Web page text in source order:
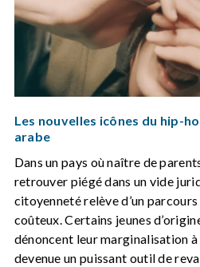
Les nouvelles icônes du hip-
arabe
Dans un pays où naître de
retrouver piégé dans un vide
citoyenneté relève d’un
coûteux. Certains jeunes
dénoncent leur marginalisation
devenue un puissant outil de